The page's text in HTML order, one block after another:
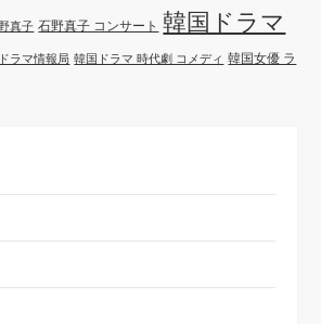
真子 石野真子 コンサート 韓国ドラマ
ラマ情報局 韓国ドラマ 時代劇 コメディ 韓国女優 ラ